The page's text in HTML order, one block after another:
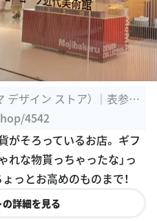
デザイン ストア） ｜表参
4542
がそろっているお店。 ギフ
れな物貰っちゃったな」っ
っとお高めのものまで！
詳細を見る